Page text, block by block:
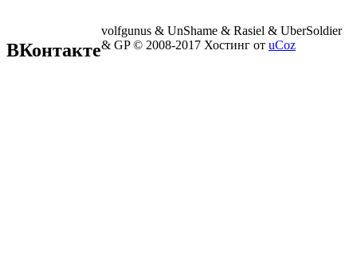
ВКонтакте
volfgunus & UnShame & Rasiel & UberSoldier
& GP © 2008-2017 Хостинг от uCoz